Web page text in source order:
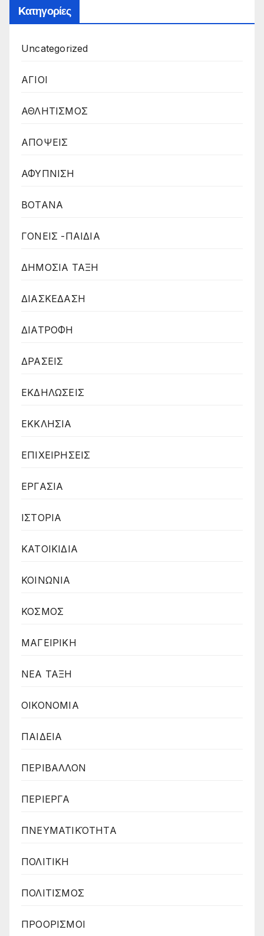
Kατηγορίες
Uncategorized
ΑΓΙΟΙ
ΑΘΛΗΤΙΣΜΟΣ
ΑΠΟΨΕΙΣ
ΑΦΥΠΝΙΣΗ
ΒΟΤΑΝΑ
ΓΟΝΕΙΣ -ΠΑΙΔΙΑ
ΔΗΜΟΣΙΑ ΤΑΞΗ
ΔΙΑΣΚΕΔΑΣΗ
ΔΙΑΤΡΟΦΗ
ΔΡΑΣΕΙΣ
ΕΚΔΗΛΩΣΕΙΣ
ΕΚΚΛΗΣΙΑ
ΕΠΙΧΕΙΡΗΣΕΙΣ
ΕΡΓΑΣΙΑ
ΙΣΤΟΡΙΑ
ΚΑΤΟΙΚΙΔΙΑ
ΚΟΙΝΩΝΙΑ
ΚΟΣΜΟΣ
ΜΑΓΕΙΡΙΚΗ
ΝΕΑ ΤΑΞΗ
ΟΙΚΟΝΟΜΙΑ
ΠΑΙΔΕΙΑ
ΠΕΡΙΒΑΛΛΟΝ
ΠΕΡΙΕΡΓΑ
ΠΝΕΥΜΑΤΙΚΌΤΗΤΑ
ΠΟΛΙΤΙΚΗ
ΠΟΛΙΤΙΣΜΟΣ
ΠΡΟΟΡΙΣΜΟΙ